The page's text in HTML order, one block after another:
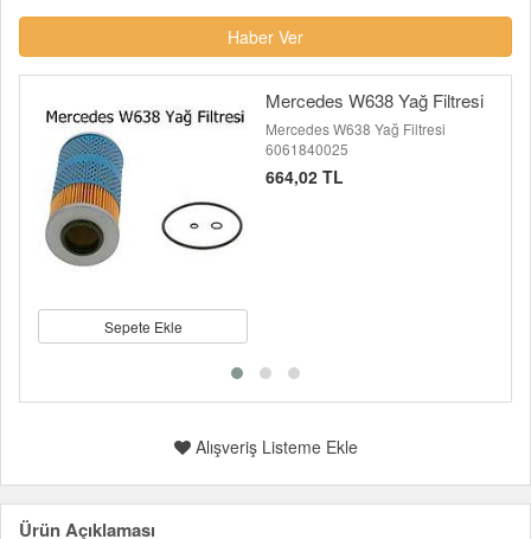
Haber Ver
Sepete Ekle
Mercedes W638 Yağ Filtresi
Mercedes W638 Yağ Filtresi
6061840025
664,02 TL
Alışveriş Listeme Ekle
Ürün Açıklaması